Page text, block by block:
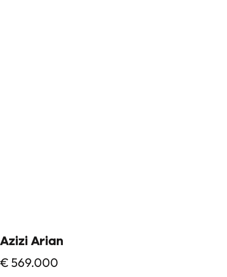
Azizi Arian
€ 569.000